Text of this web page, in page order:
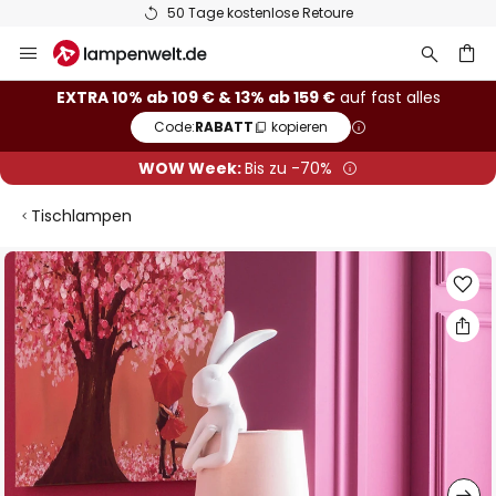
50 Tage kostenlose Retoure
Inhalt
springen
EXTRA 10% ab 109 € & 13% ab 159 €auf fast alles
Code:RABATT kopieren
WOW Week:Bis zu -70%
Tischlampen
Zum
Ende
der
Bildgalerie
springen